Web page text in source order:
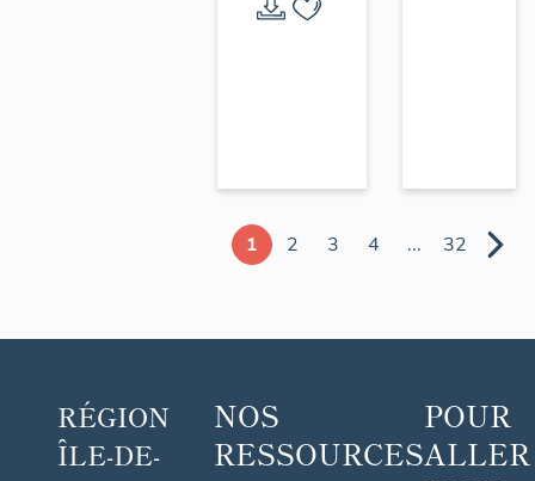
1 2 3 4 ... 32
RÉGION
ÎLE-DE-
NOS
RESSOURCES
POUR
ALLER